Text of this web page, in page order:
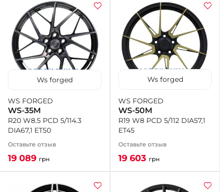
Ws forged
WS FORGED
WS-35M
R20 W8.5 PCD 5/114.3
DIA67,1 ET50
Оставьте отзыв
19 089 грн
Ws forged
WS FORGED
WS-50M
R19 W8 PCD 5/112 DIA57,1
ET45
Оставьте отзыв
19 603 грн